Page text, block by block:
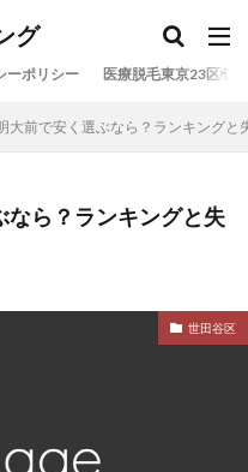
グ
ーポリシー 医療脱毛東京23区ラ
大前で安く選ぶなら？ランキングと
なら？ランキングと失
世田谷区
脱毛おすすめ